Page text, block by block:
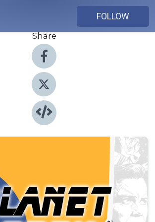
FOLLOW
Share